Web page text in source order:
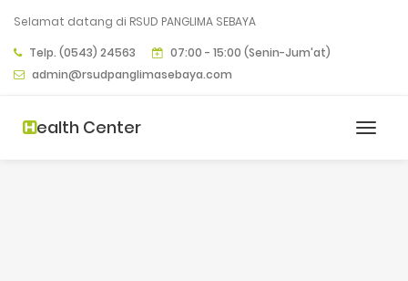
Selamat datang di RSUD PANGLIMA SEBAYA
Telp. (0543) 24563
07:00 - 15:00 (Senin-Jum'at)
admin@rsudpanglimasebaya.com
ealth Center